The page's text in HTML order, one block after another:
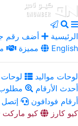
الرئيسية أضف رقم
مميزة
English
لوحات مواليد
أحدث الأرقام
أرقام فودافون
إتصل
كيو كارز
كيو ماركت